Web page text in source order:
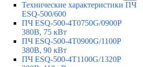
Технические характеристики ПЧ
ESQ-500/600
ПЧ ESQ-500-4T0750G/0900P
380В, 75 кВт
ПЧ ESQ-500-4T0900G/1100P
380В, 90 кВт
ПЧ ESQ-500-4T1100G/1320P